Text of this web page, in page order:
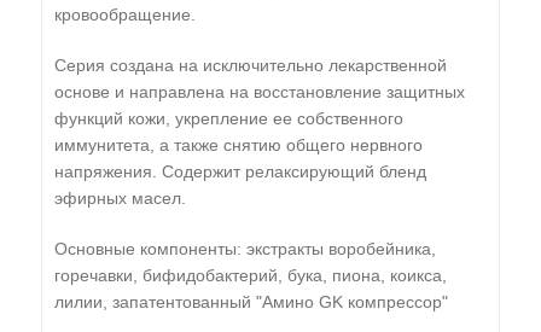
кровообращение.
Серия создана на исключительно лекарственной
основе и направлена на восстановление защитных
функций кожи, укрепление ее собственного
иммунитета, а также снятию общего нервного
напряжения. Содержит релаксирующий бленд
эфирных масел.
Основные компоненты: экстракты воробейника,
горечавки, бифидобактерий, бука, пиона, коикса,
лилии, запатентованный "Амино GK компрессор"